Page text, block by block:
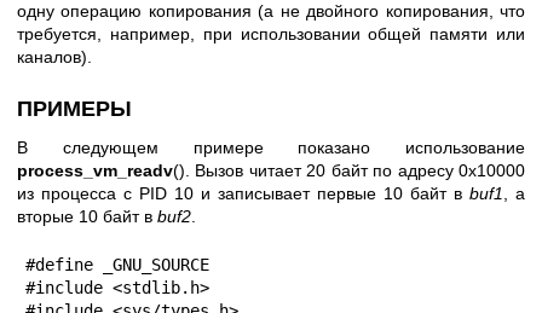
одну операцию копирования (а не двойного копирования, что
требуется, например, при использовании общей памяти или
каналов).
ПРИМЕРЫ
В следующем примере показано использование
process_vm_readv(). Вызов читает 20 байт по адресу 0x10000
из процесса с PID 10 и записывает первые 10 байт в buf1
, а
вторые 10 байт в buf2
#define _GNU_SOURCE
#include <stdlib.h>